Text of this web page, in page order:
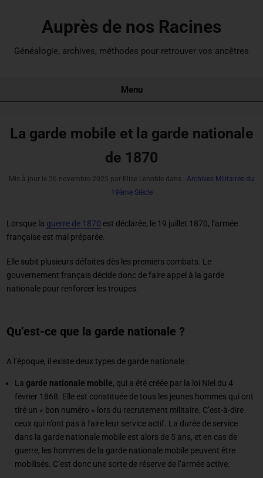
Auprès de nos Racines
Généalogie, archives, méthodes pour retrouver vos ancêtres
Menu
La garde mobile et la garde nationale
de 1870
Mis à jour le 26 novembre 2025 par Elise Lenoble dans : Archives Militaires du
19ème Siècle
Lorsque la guerre de 1870 est déclarée, le 19 juillet 1870, l’armée
française est mal préparée.
Elle subit plusieurs défaites dès les premiers combats. Le
gouvernement français décide donc de faire appel à la garde
nationalepour renforcer les troupes.
Qu’est-ce que la garde nationale ?
A l’époque, il existe deux types de garde nationale :
La garde nationale mobile, qui a été créée par la loi Niel du 4
février 1868. Elle est constituée de tous les jeunes hommes qui ont
tiré un « bon numéro » lors du recrutement militaire. C’est-à-dire
ceux qui n’ont pas à faire leur service actif. La durée de service
dans la garde nationale mobile est alors de 5 ans, et en cas de
guerre, les hommes de la garde nationale mobile peuvent être
mobilisés. C’est donc une sorte de réserve de l’armée active.